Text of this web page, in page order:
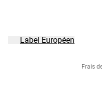
Frais
Label Européen